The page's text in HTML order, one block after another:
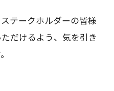
テークホルダーの皆様
だけるよう、気を引き